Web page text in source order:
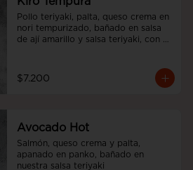
Pollo teriyaki, palta, queso crema en
nori tempurizado, bañado en salsa
de ají amarillo y salsa teriyaki, con
$7.200
Avocado Hot
Salmón, queso crema y palta,
apanado en panko, bañado en
nuestra salsa teriyaki